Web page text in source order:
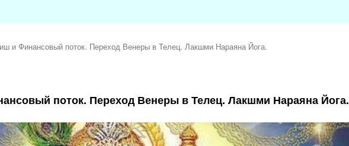
и Финансовый поток. Переход Венеры в Телец. Лакшми Нараяна Йога.
поток. Переход Венеры в Телец. Лакшми Нараяна Йога.